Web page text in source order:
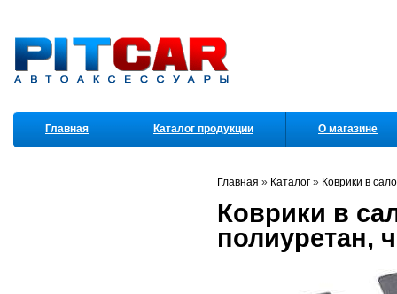
Главная » Каталог » Коврики в
Коврики в
полиуретан,
Главная Каталог продукции О магазине